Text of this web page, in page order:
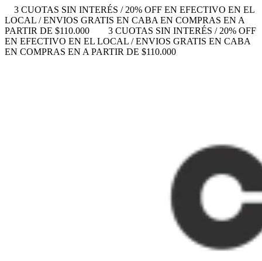
3 CUOTAS SIN INTERÉS / 20% OFF EN EFECTIVO EN EL
LOCAL / ENVIOS GRATIS EN CABA EN COMPRAS EN A
PARTIR DE $110.000
3 CUOTAS SIN INTERÉS / 20% OFF
EN EFECTIVO EN EL LOCAL / ENVIOS GRATIS EN CABA
EN COMPRAS EN A PARTIR DE $110.000